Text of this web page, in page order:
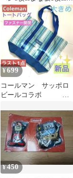
ニフレームペグ2本セッ
ト販売
¥699
コールマン サッポロ
ビールコラボ ト
¥450